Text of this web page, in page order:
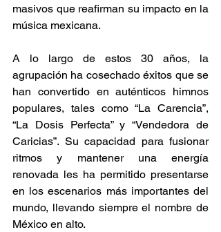
masivos que reafirman su impacto en la
música mexicana.
A lo largo de estos 30 años, la
agrupación ha cosechado éxitos que se
han convertido en auténticos himnos
populares, tales como “La Carencia”,
“La Dosis Perfecta” y “Vendedora de
Caricias”. Su capacidad para fusionar
ritmos y mantener una energía
renovada les ha permitido presentarse
en los escenarios más importantes del
mundo, llevando siempre el nombre de
México en alto.